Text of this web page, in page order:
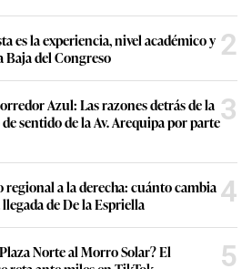
es la experiencia, nivel académico y
Baja del Congreso
2
Azul: Las razones detrás de la
sentido de la Av. Arequipa por parte3
regional a la derecha: cuánto cambia
de De la Espriella
4
Norte al Morro Solar? El
5